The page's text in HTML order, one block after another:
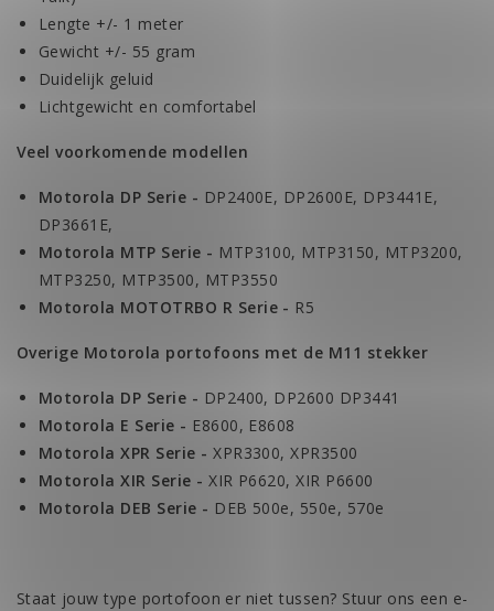
Lengte +/- 1 meter
Gewicht +/- 55 gram
Duidelijk geluid
Lichtgewicht en comfortabel
Veel voorkomende modellen
Motorola DP Serie - DP2400E, DP2600E, DP3441E,
DP3661E,
Motorola MTP Serie - MTP3100, MTP3150, MTP3200,
MTP3250, MTP3500, MTP3550
Motorola MOTOTRBO R Serie - R5
Overige Motorola portofoons met de M11 stekker
Motorola DP Serie - DP2400, DP2600 DP3441
Motorola E Serie - E8600, E8608
Motorola XPR Serie -XPR3300, XPR3500
Motorola XIR Serie -XIR P6620, XIR P6600
Motorola DEB Serie - DEB 500e, 550e, 570e
Staat jouw type portofoon er niet tussen? Stuur ons een e-